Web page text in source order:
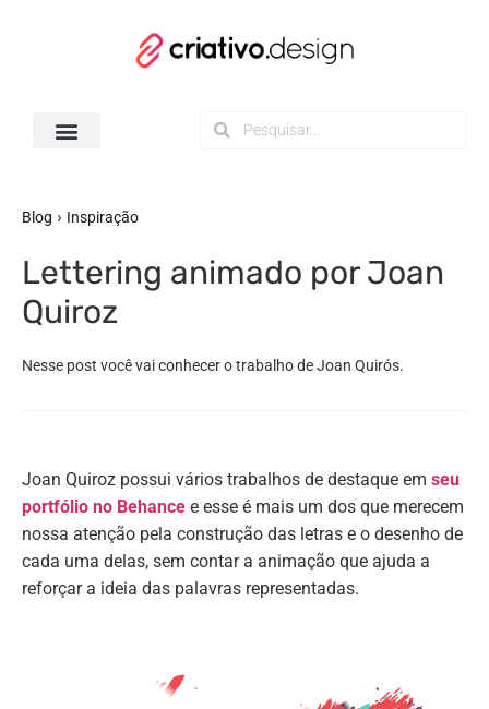
Blog › Inspiração
Lettering animado por Joan
Quiroz
Nesse post você vai conhecer o trabalho de Joan Quirós.
Joan Quiroz possui vários trabalhos de destaque em seu
portfólio no Behance e esse é mais um dos que merecem
nossa atenção pela construção das letras e o desenho de
cada uma delas, sem contar a animação que ajuda a
reforçar a ideia das palavras representadas.